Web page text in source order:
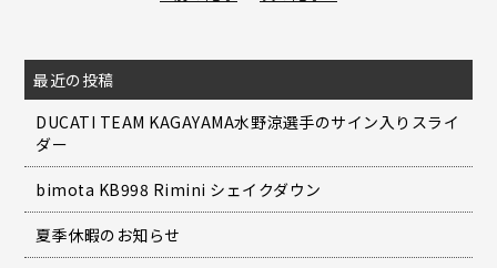
最近の投稿
DUCATI TEAM KAGAYAMA水野涼選手のサイン入りスライ
ダー
bimota KB998 Rimini シェイクダウン
夏季休暇のお知らせ